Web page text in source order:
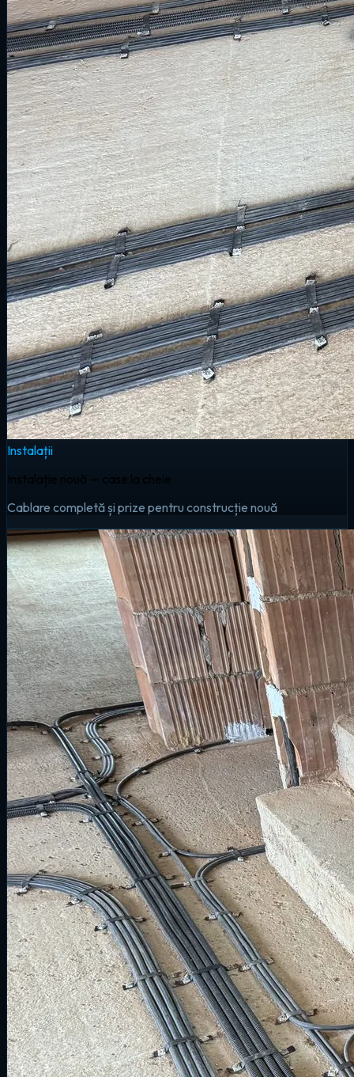
Instalații
Instalație nouă — case la cheie
Cablare completă și prize pentru construcție nouă